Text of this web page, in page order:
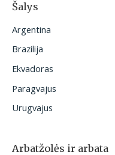
Šalys
Argentina
Brazilija
Ekvadoras
Paragvajus
Urugvajus
Arbatžolės ir arbata